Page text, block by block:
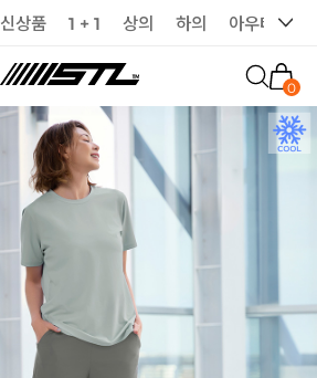
신상품 1 + 1 상의 하의 아우터
0